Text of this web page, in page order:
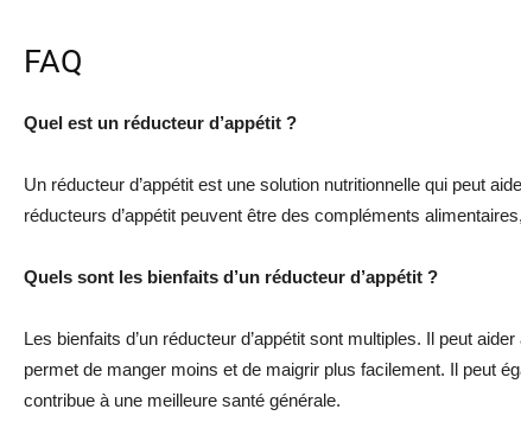
FAQ
Quel est un réducteur d’appétit ?
Un réducteur d’appétit est une solution nutritionnelle qui peut
réducteurs d’appétit peuvent être des compléments
Quels sont les bienfaits d’un réducteur d’appétit ?
Les bienfaits d’un réducteur d’appétit sont multiples. Il peut
permet de manger moins et de maigrir plus facilement. Il peut
contribue à une meilleure santé générale.